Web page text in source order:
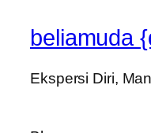
beliamuda
Ekspersi Diri,